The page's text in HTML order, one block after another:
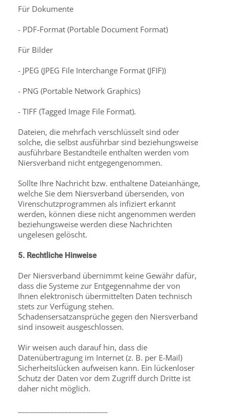
Für Dokumente
- PDF-Format (Portable Document Format)
Für Bilder
- JPEG (JPEG File Interchange Format (JFIF))
- PNG (Portable Network Graphics)
- TIFF (Tagged Image File Format).
Dateien, die mehrfach verschlüsselt sind oder
solche, die selbst ausführbar sind beziehungsweise
ausführbare Bestandteile enthalten werden vom
Niersverband nicht entgegengenommen.
Sollte Ihre Nachricht bzw. enthaltene Dateianhänge,
welche Sie dem Niersverband übersenden, von
Virenschutzprogrammen als infiziert erkannt
werden, können diese nicht angenommen werden
beziehungsweise werden diese Nachrichten
ungelesen gelöscht.
5. Rechtliche Hinweise
Der Niersverband übernimmt keine Gewähr dafür,
dass die Systeme zur Entgegennahme der von
Ihnen elektronisch übermittelten Daten technisch
stets zur Verfügung stehen.
Schadensersatzansprüche gegen den Niersverband
sind insoweit ausgeschlossen.
Wir weisen auch darauf hin, dass die
Datenübertragung im Internet (z. B. per E-Mail)
Sicherheitslücken aufweisen kann. Ein lückenloser
Schutz der Daten vor dem Zugriff durch Dritte ist
daher nicht möglich.